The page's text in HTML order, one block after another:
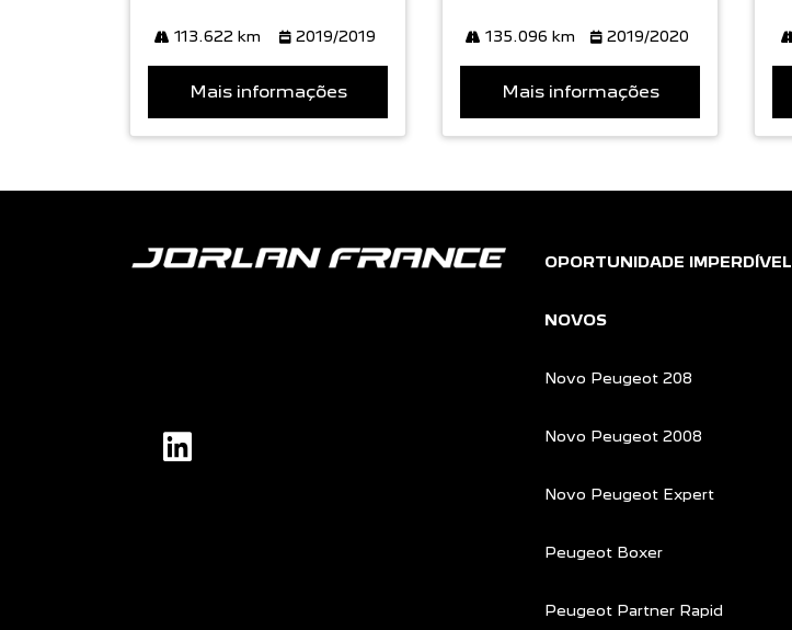
113.622 km 2019/2019
Mais informações
135.096 km 2019/2020
Mais informações
OPORTUNIDADE IMPERDÍVEL
NOVOS
Novo Peugeot 208
Novo Peugeot 2008
Novo Peugeot Expert
Peugeot Boxer
Peugeot Partner Rapid